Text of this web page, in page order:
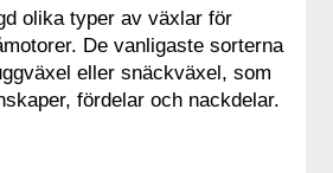
olika typer av växlar för
De vanligaste sorterna
eller snäckväxel, som
fördelar och nackdelar.